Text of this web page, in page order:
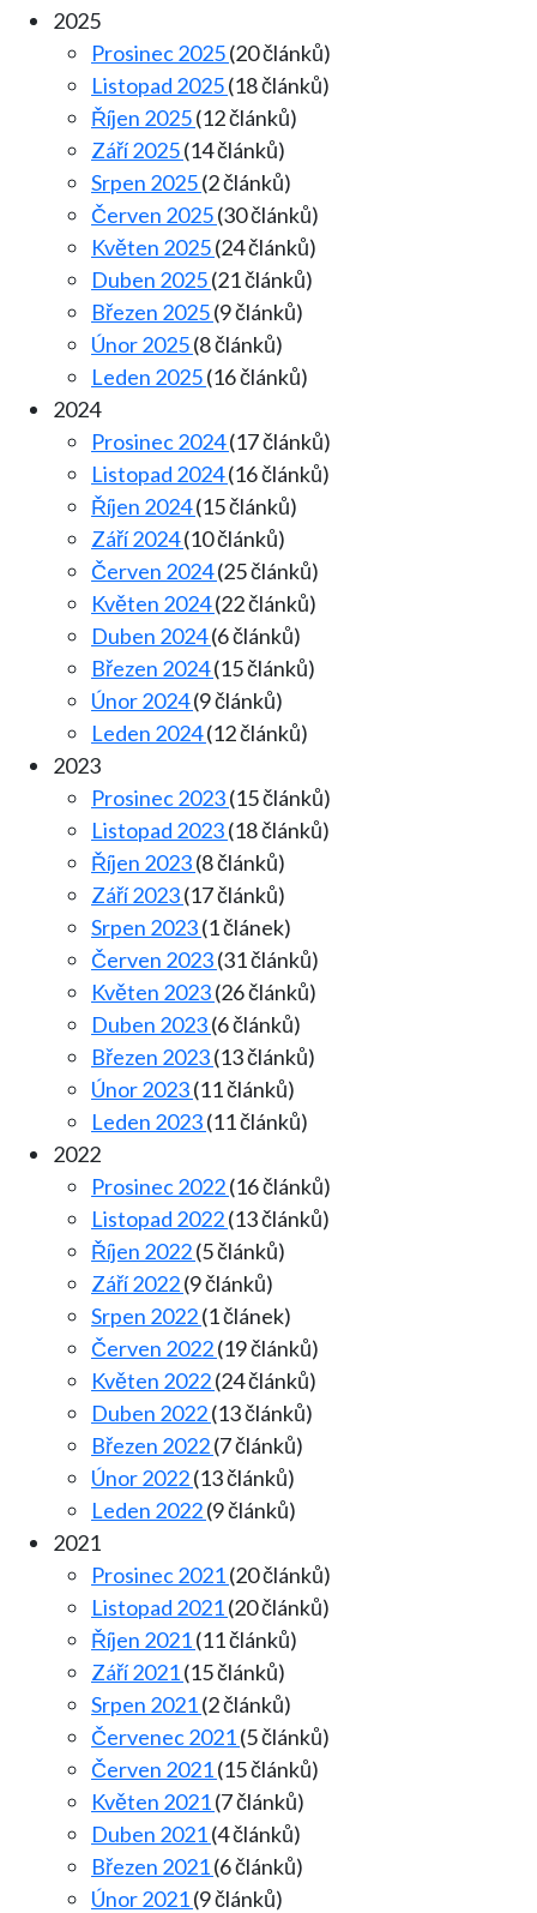
2025
Prosinec 2025(20 článků)
Listopad 2025(18 článků)
Říjen 2025(12 článků)
Září 2025(14 článků)
Srpen 2025(2 článků)
Červen 2025(30 článků)
Květen 2025(24 článků)
Duben 2025(21 článků)
Březen 2025(9 článků)
Únor 2025(8 článků)
Leden 2025(16 článků)
2024
Prosinec 2024(17 článků)
Listopad 2024(16 článků)
Říjen 2024(15 článků)
Září 2024(10 článků)
Červen 2024(25 článků)
Květen 2024(22 článků)
Duben 2024(6 článků)
Březen 2024(15 článků)
Únor 2024(9 článků)
Leden 2024(12 článků)
2023
Prosinec 2023(15 článků)
Listopad 2023(18 článků)
Říjen 2023(8 článků)
Září 2023(17 článků)
Srpen 2023(1 článek)
Červen 2023(31 článků)
Květen 2023(26 článků)
Duben 2023(6 článků)
Březen 2023(13 článků)
Únor 2023(11 článků)
Leden 2023(11 článků)
2022
Prosinec 2022(16 článků)
Listopad 2022(13 článků)
Říjen 2022(5 článků)
Září 2022(9 článků)
Srpen 2022(1 článek)
Červen 2022(19 článků)
Květen 2022(24 článků)
Duben 2022(13 článků)
Březen 2022(7 článků)
Únor 2022(13 článků)
Leden 2022(9 článků)
2021
Prosinec 2021(20 článků)
Listopad 2021(20 článků)
Říjen 2021(11 článků)
Září 2021(15 článků)
Srpen 2021(2 článků)
Červenec 2021(5 článků)
Červen 2021(15 článků)
Květen 2021(7 článků)
Duben 2021(4 článků)
Březen 2021(6 článků)
Únor 2021(9 článků)